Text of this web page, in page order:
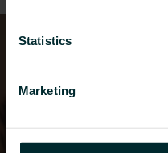
Statistics
Marketing